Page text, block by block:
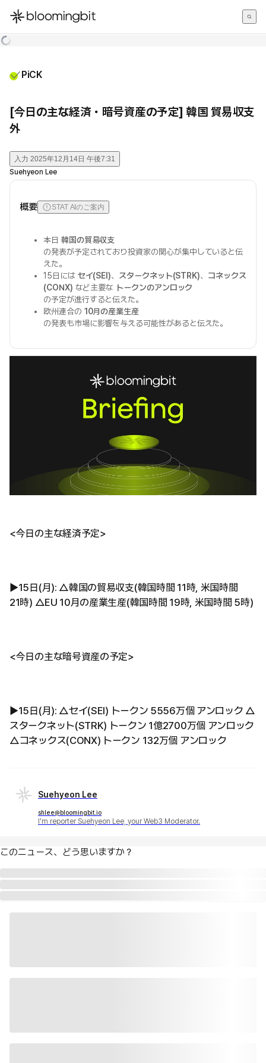
한국어
PiCK
[今日の主な経済・暗号資産の予定] 韓国 貿易収支
外
入力 2025年12月14日 午後7:31
Suehyeon Lee
概要 STAT AIのご案内
本日 韓国の貿易収支
の発表が予定されており投資家の関心が集中していると伝
えた。
15日には セイ(SEI)、 スタークネット(STRK)、 コネックス
(CONX) など主要な トークンのアンロック
の予定が進行すると伝えた。
欧州連合の 10月の産業生産
の発表も市場に影響を与える可能性があると伝えた。
<今日の主な経済予定>
▶︎15日(月): △韓国の貿易収支(韓国時間 11時, 米国時間
21時) △EU 10月の産業生産(韓国時間 19時, 米国時間 5時)
<今日の主な暗号資産の予定>
▶︎15日(月): △セイ(SEI) トークン 5556万個 アンロック △
スタークネット(STRK) トークン 1億2700万個 アンロック
△コネックス(CONX) トークン 132万個 アンロック
Suehyeon Lee
shlee@bloomingbit.io
I'm reporter Suehyeon Lee, your Web3 Moderator.
このニュース、どう思いますか？